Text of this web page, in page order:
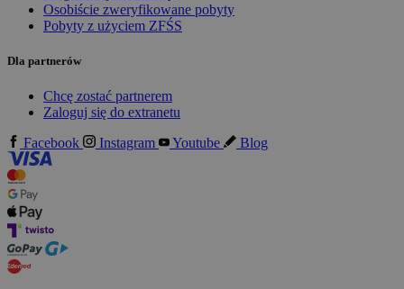
Osobiście zweryfikowane pobyty
Pobyty z użyciem ZFŚS
Dla partnerów
Chcę zostać partnerem
Zaloguj się do extranetu
Facebook
Instagram Youtube Blog